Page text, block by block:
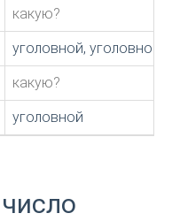
какую?
уголовной, уголовною
какую?
уголовной